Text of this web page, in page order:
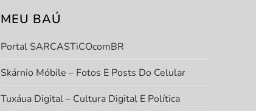
MEU BAÚ
Portal SARCASTiCOcomBR
Skárnio Móbile – Fotos E Posts Do Celular
Tuxáua Digital – Cultura Digital E Política